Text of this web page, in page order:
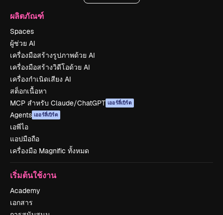
ผลิตภัณฑ์
Spaces
ผู้ช่วย AI
เครื่องมือสร้างรูปภาพด้วย AI
เครื่องมือสร้างวิดีโอด้วย AI
เครื่องกำเนิดเสียง AI
สต็อกเนื้อหา
MCP สำหรับ Claude/ChatGPT เออร์ลี่เบิร์ด
Agents เออร์ลี่เบิร์ด
เอพีไอ
แอปมือถือ
เครื่องมือ Magnific ทั้งหมด
เริ่มต้นใช้งาน
Academy
เอกสาร